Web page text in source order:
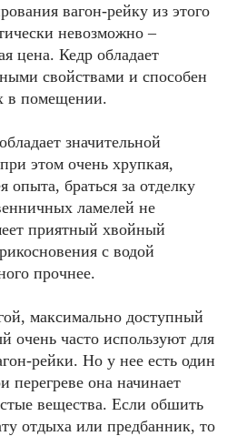
вагон-рейку из этого
невозможно –
цена. Кедр обладает
свойствами и способен
в помещении.
значительной
этом очень хрупкая,
опыта, браться за отделку
ламелей не
приятный хвойный
с водой
прочнее.
максимально доступный
очень часто используют для
рейки. Но у нее есть один
перегреве она начинает
вещества. Если обшить
отдыха или предбанник, то